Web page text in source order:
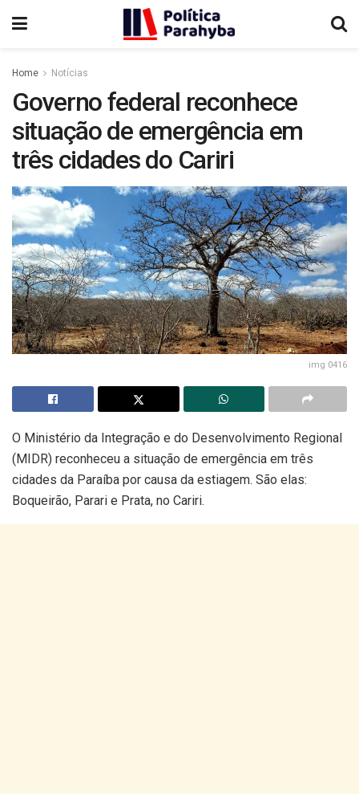
Home Notícias
Governo federal reconhece
situação de emergência em
três cidades do Cariri
img 0416
O Ministério da Integração e do Desenvolvimento Regional
(MIDR) reconheceu a situação de emergência em três
cidades da Paraíba por causa da estiagem. São elas:
Boqueirão, Parari e Prata, no Cariri.